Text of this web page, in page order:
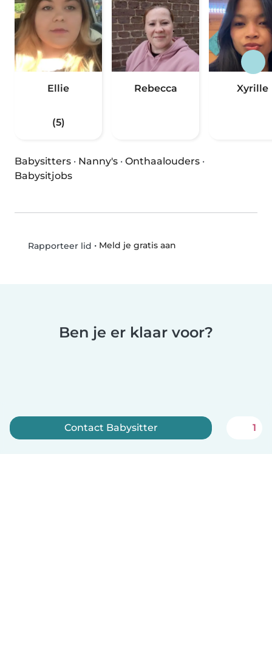
Ellie
(5)
Rebecca Xyrille
Babysitters · Nanny's · Onthaalouders ·
Babysitjobs
Rapporteer lid • Meld je gratis aan
Ben je er klaar voor?
Contact Babysitter 1